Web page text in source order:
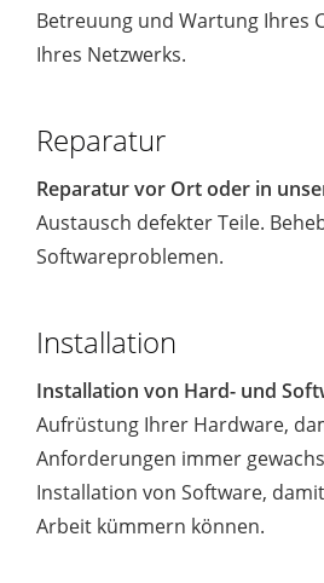
Betreuung und Wartung Ihres
Ihres Netzwerks.
Reparatur
Reparatur vor Ort oder in
Austausch defekter Teile.
Softwareproblemen.
Installation
Installation von Hard- und
Aufrüstung Ihrer Hardware,
Anforderungen immer
Installation von Software,
Arbeit kümmern können.